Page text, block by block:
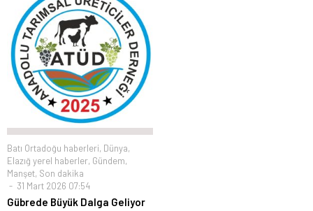
Batı Ortadoğu haberleri, Dünya,
Elazığ yerel haberler, Gündem,
Manşet, Son dakika
31 Mart 2026 07:54
Gübrede Büyük Dalga Geliyor